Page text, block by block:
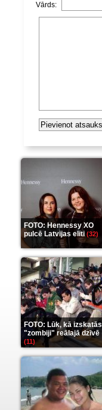
Vārds:
FOTO: Hennessy XO
pulcē Latvijas eliti(32)
FOTO: Lūk, kā izskatās
"zombiji" reālajā dzīvē
(11)